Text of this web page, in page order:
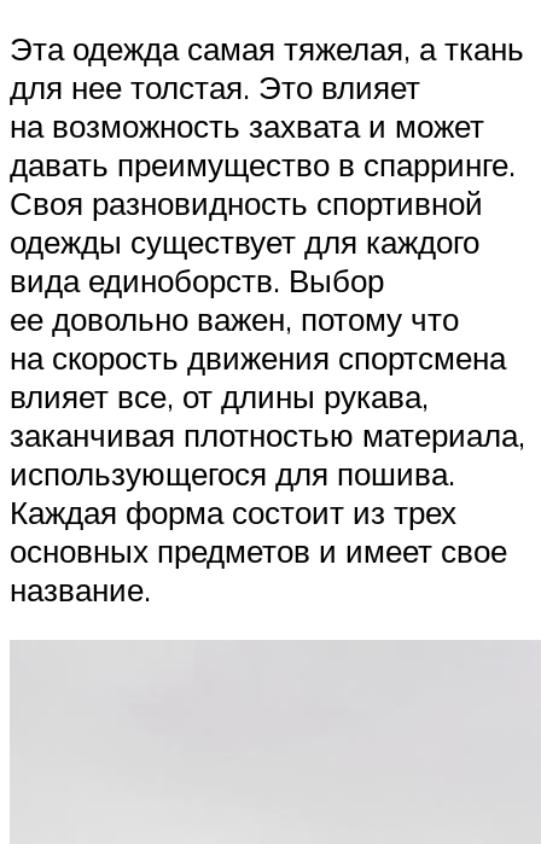
Эта одежда самая тяжелая, а ткань
для нее толстая. Это влияет
на возможность захвата и может
давать преимущество в спарринге.
Своя разновидность спортивной
одежды существует для каждого
вида единоборств. Выбор
ее довольно важен, потому что
на скорость движения спортсмена
влияет все, от длины рукава,
заканчивая плотностью материала,
использующегося для пошива.
Каждая форма состоит из трех
основных предметов и имеет свое
название.